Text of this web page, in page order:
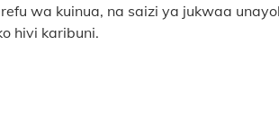
wa kuinua, na saizi ya jukwaa
hivi karibuni.